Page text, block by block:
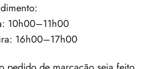
16h00–17h00